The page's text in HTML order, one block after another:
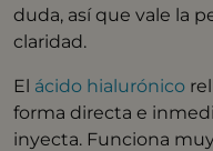
duda, así que vale la
claridad.
El ácido hialurónico
forma directa e
inyecta. Funciona